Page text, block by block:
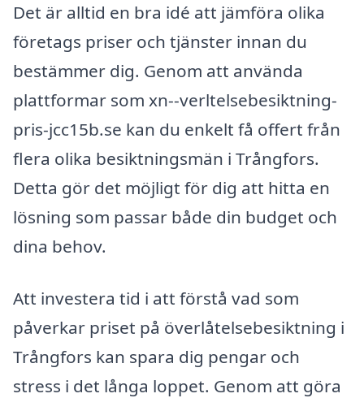
Det är alltid en bra idé att jämföra olika
företags priser och tjänster innan du
bestämmer dig. Genom att använda
plattformar som xn--verltelsebesiktning-
pris-jcc15b.se kan du enkelt få offert från
flera olika besiktningsmän i Trångfors.
Detta gör det möjligt för dig att hitta en
lösning som passar både din budget och
dina behov.
Att investera tid i att förstå vad som
påverkar priset på överlåtelsebesiktning i
Trångfors kan spara dig pengar och
stress i det långa loppet. Genom att göra